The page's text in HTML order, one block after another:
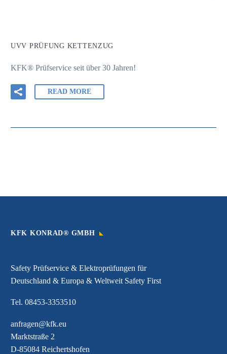
UVV PRÜFUNG KETTENZUG
KFK® Prüfservice seit über 30 Jahren!
READ MORE
KFK KONRAD® GMBH
Safety Prüfservice & Elektroprüfungen für
Deutschland & Europa & Weltweit Safety First
Tel. 08453-3353510
anfragen@kfk.eu
Marktstraße 2
D-85084 Reichertshofen